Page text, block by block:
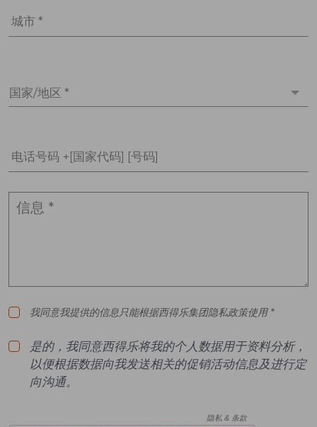
城市 *
国家/地区 *
电话号码 +[国家代码] [号码]
我同意我提供的信息只能根据西得乐集团隐私政策使用 *
是的，我同意西得乐将我的个人数据用于资料分析，
以便根据数据向我发送相关的促销活动信息及进行定
向沟通。